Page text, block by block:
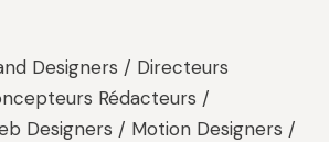
Designers / Directeurs
Rédacteurs /
Designers / Motion Designers /